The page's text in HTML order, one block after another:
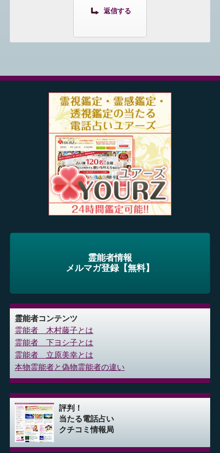
返信する
霊能者情報
メルマガ登録【無料】
霊能者コンテンツ
霊能者 木村藤子とは
霊能者 下ヨシ子とは
霊能者 立原美幸とは
本物霊能者と偽物霊能者の違い
評判！
当たる電話占い
クチコミ情報局